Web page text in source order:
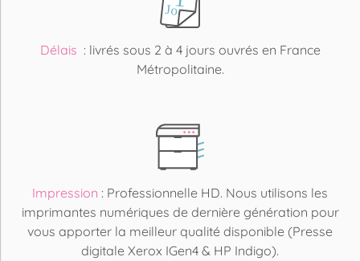
Délais : livrés sous 2 à 4 jours ouvrés en France
Métropolitaine.
Impression : Professionnelle HD. Nous utilisons les
imprimantes numériques de dernière génération pour
vous apporter la meilleur qualité disponible (Presse
digitale Xerox IGen4 & HP Indigo).